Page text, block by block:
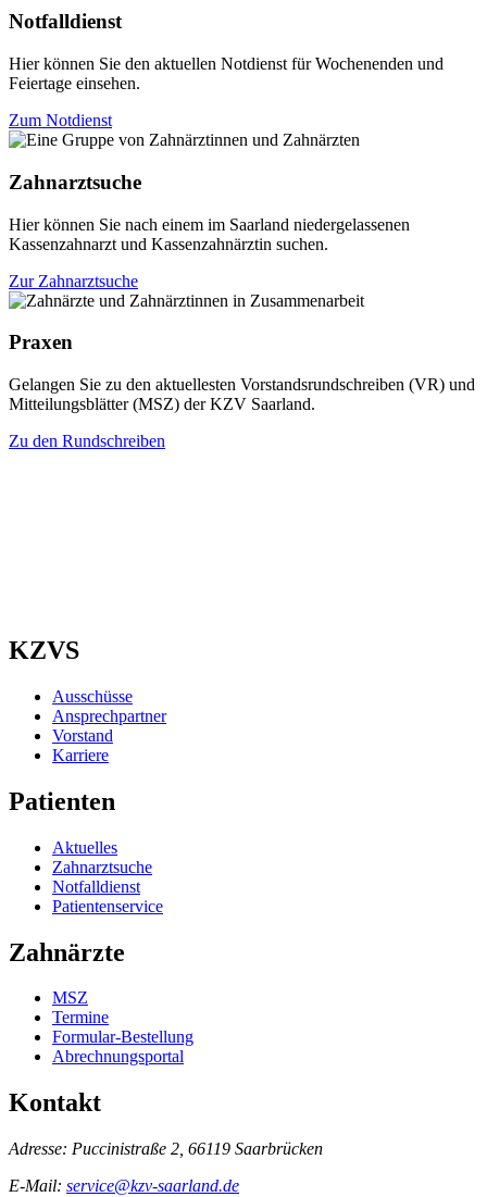
Notfalldienst
Hier können Sie den aktuellen Notdienst für Wochenenden und
Feiertage einsehen.
Zum Notdienst
Zahnarztsuche
Hier können Sie nach einem im Saarland niedergelassenen
Kassenzahnarzt und Kassenzahnärztin suchen.
Zur Zahnarztsuche
Praxen
Gelangen Sie zu den aktuellesten Vorstandsrundschreiben (VR) und
Mitteilungsblätter (MSZ) der KZV Saarland.
Zu den Rundschreiben
KZVS
Ausschüsse
Ansprechpartner
Vorstand
Karriere
Patienten
Aktuelles
Zahnarztsuche
Notfalldienst
Patientenservice
Zahnärzte
MSZ
Termine
Formular-Bestellung
Abrechnungsportal
Kontakt
Adresse: Puccinistraße 2, 66119 Saarbrücken
E-Mail: service@kzv-saarland.de